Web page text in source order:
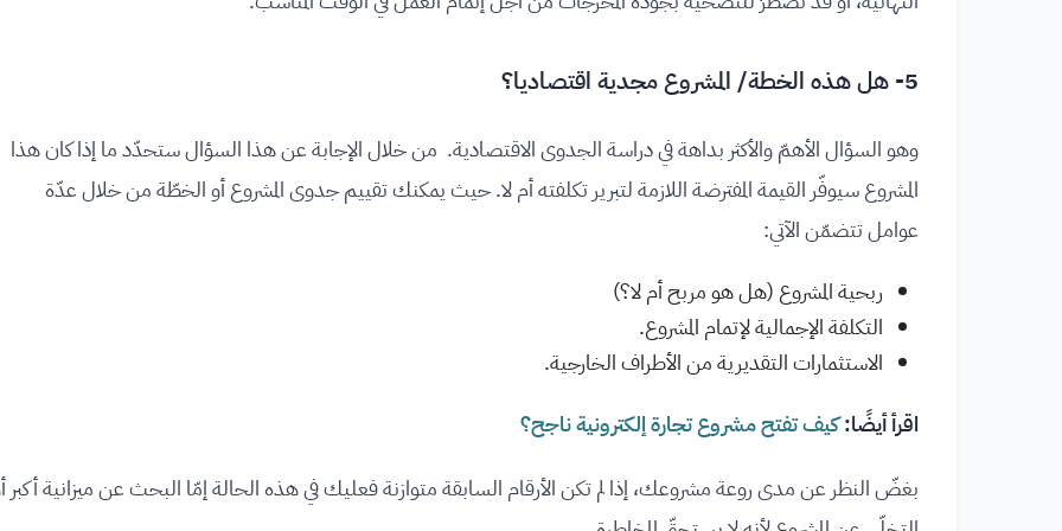
5- هل هذه الخطة/ المشروع مجدية اقتصاديا؟
وهو السؤال الأهمّ والأكثر بداهة في دراسة الجدوى الاقتصادية. من خلال الإجابة عن هذا السؤال ستحدّد ما إذا كان هذا
المشروع سيوفّر القيمة المفترضة اللازمة لتبرير تكلفته أم لا. حيث يمكنك تقييم جدوى المشروع أو الخطّة من خلال عدّة
عوامل تتضمّن الآتي:
ربحية المشروع (هل هو مربح أم لا؟)
التكلفة الإجمالية لإتمام المشروع.
الاستثمارات التقديرية من الأطراف الخارجية.
اقرأ أيضًا:كيف تفتح مشروع تجارة إلكترونية ناجح؟
بغضّ النظر عن مدى روعة مشروعك، إذا لم تكن الأرقام السابقة متوازنة فعليك في هذه الحالة إمّا البحث عن ميزانية أكبر